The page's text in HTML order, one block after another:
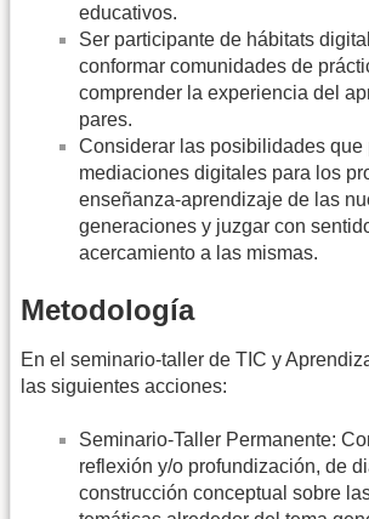
educativos.
Ser participante de hábitats
conformar comunidades de
comprender la experiencia del
pares.
Considerar las posibilidades que
mediaciones digitales para los
enseñanza-aprendizaje de las
generaciones y juzgar con
acercamiento a las mismas.
Metodología
En el seminario-taller de TIC y
las siguientes acciones:
Seminario-Taller Permanente:
reflexión y/o profundización, de
construcción conceptual sobre